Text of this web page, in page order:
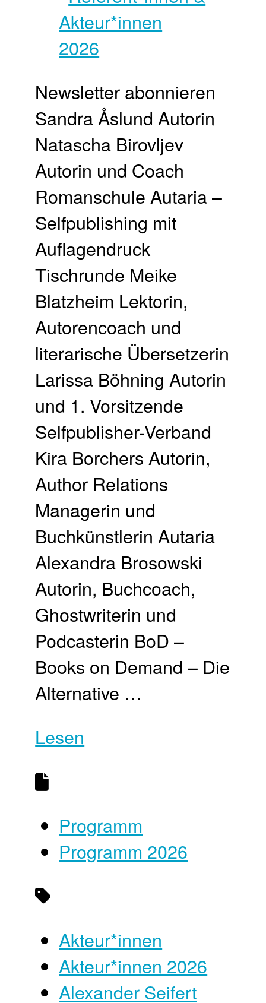
Newsletter abonnieren
Sandra Åslund Autorin
Natascha Birovljev
Autorin und Coach
Romanschule Autaria –
Selfpublishing mit
Auflagendruck
Tischrunde Meike
Blatzheim Lektorin,
Autorencoach und
literarische Übersetzerin
Larissa Böhning Autorin
und 1. Vorsitzende
Selfpublisher-Verband
Kira Borchers Autorin,
Author Relations
Managerin und
Buchkünstlerin Autaria
Alexandra Brosowski
Autorin, Buchcoach,
Ghostwriterin und
Podcasterin BoD –
Books on Demand – Die
Alternative …
Lesen
Programm
Programm 2026
Akteur*innen
Akteur*innen 2026
Alexander Seifert